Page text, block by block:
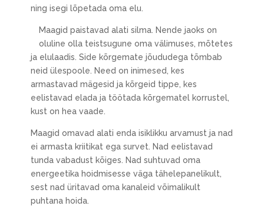
ning isegi lõpetada oma elu.
Maagid paistavad alati silma. Nende jaoks on
oluline olla teistsugune oma välimuses, mõtetes
ja elulaadis. Side kõrgemate jõududega tõmbab
neid ülespoole. Need on inimesed, kes
armastavad mägesid ja kõrgeid tippe, kes
eelistavad elada ja töötada kõrgematel korrustel,
kust on hea vaade.
Maagid omavad alati enda isiklikku arvamust ja nad
ei armasta kriitikat ega survet. Nad eelistavad
tunda vabadust kõiges. Nad suhtuvad oma
energeetika hoidmisesse väga tähelepanelikult,
sest nad üritavad oma kanaleid võimalikult
puhtana hoida.